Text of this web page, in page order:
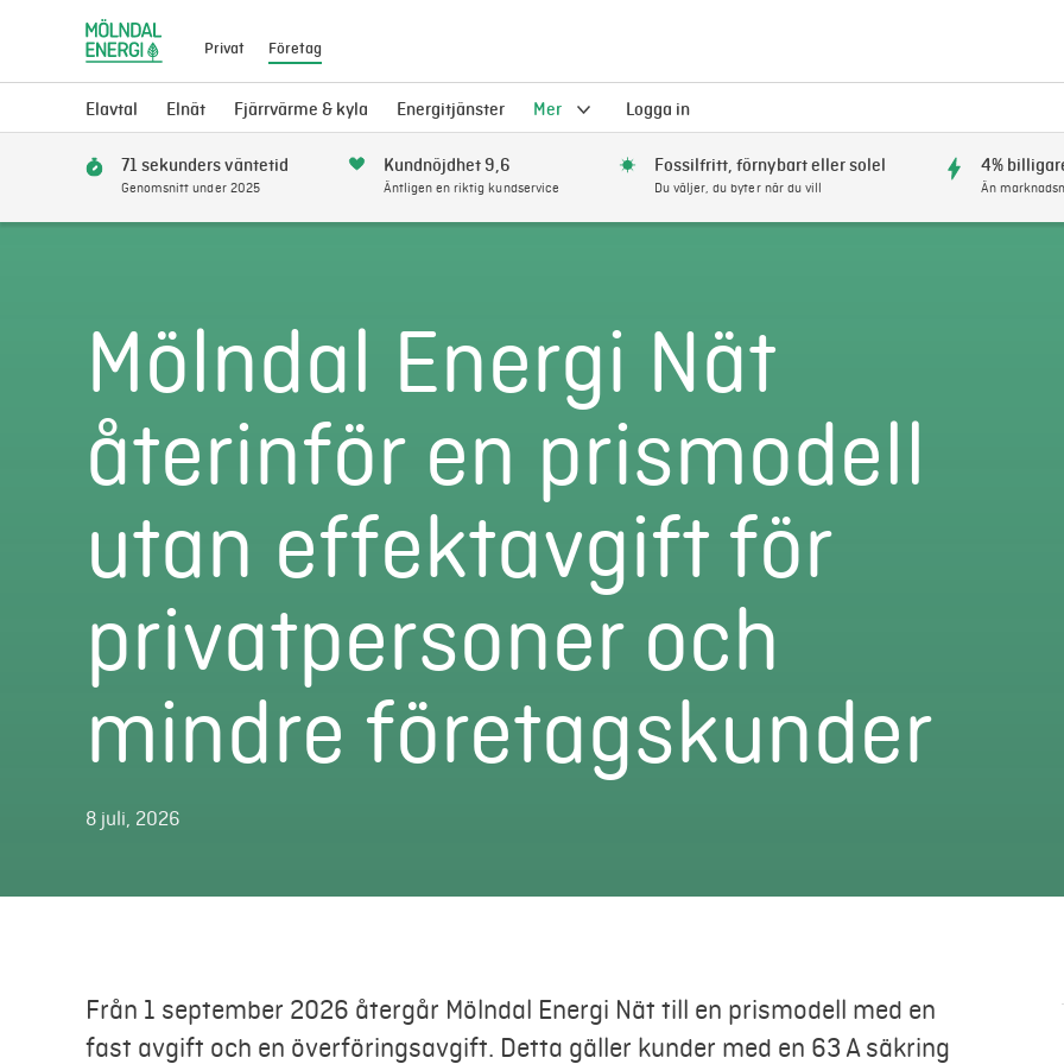
Privat Företag
Elavtal Elnät Fjärrvärme & kyla Energitjänster Mer Logga in
71 sekunders väntetid
Genomsnitt under 2025
Kundnöjdhet 9,6
Äntligen en riktig kundservice
Fossilfritt, förnybart eller solel
Du väljer, du byter när du vill
4%
Än
Mölndal Energi Nät
återinför en prismodell
utan effektavgift för
privatpersoner och
mindre företagskunder
8 juli, 2026
Från 1 september 2026 återgår Mölndal Energi Nät till en prismodell med en
fast avgift och en överföringsavgift. Detta gäller kunder med en 63 A säkring